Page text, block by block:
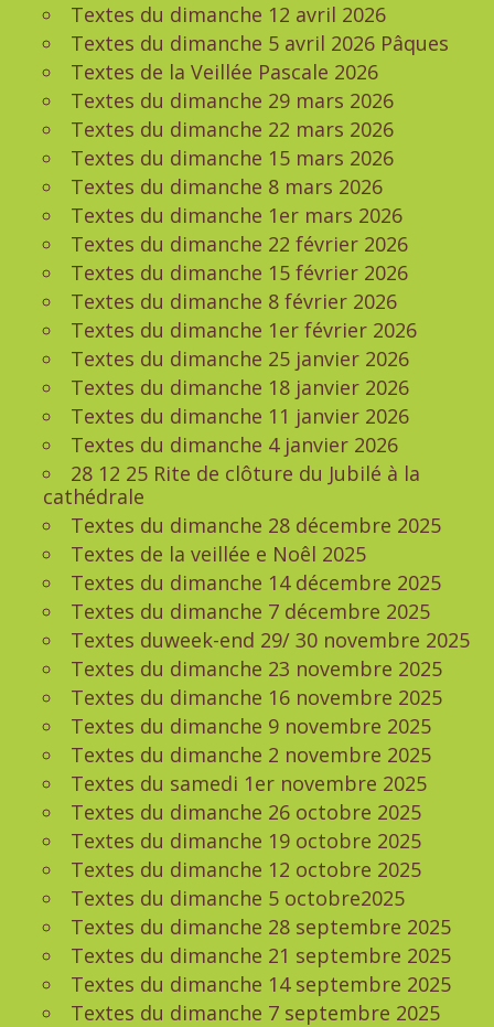
Textes du dimanche 12 avril 2026
Textes du dimanche 5 avril 2026 Pâques
Textes de la Veillée Pascale 2026
Textes du dimanche 29 mars 2026
Textes du dimanche 22 mars 2026
Textes du dimanche 15 mars 2026
Textes du dimanche 8 mars 2026
Textes du dimanche 1er mars 2026
Textes du dimanche 22 février 2026
Textes du dimanche 15 février 2026
Textes du dimanche 8 février 2026
Textes du dimanche 1er février 2026
Textes du dimanche 25 janvier 2026
Textes du dimanche 18 janvier 2026
Textes du dimanche 11 janvier 2026
Textes du dimanche 4 janvier 2026
28 12 25 Rite de clôture du Jubilé à la
cathédrale
Textes du dimanche 28 décembre 2025
Textes de la veillée e Noêl 2025
Textes du dimanche 14 décembre 2025
Textes du dimanche 7 décembre 2025
Textes duweek-end 29/ 30 novembre 2025
Textes du dimanche 23 novembre 2025
Textes du dimanche 16 novembre 2025
Textes du dimanche 9 novembre 2025
Textes du dimanche 2 novembre 2025
Textes du samedi 1er novembre 2025
Textes du dimanche 26 octobre 2025
Textes du dimanche 19 octobre 2025
Textes du dimanche 12 octobre 2025
Textes du dimanche 5 octobre2025
Textes du dimanche 28 septembre 2025
Textes du dimanche 21 septembre 2025
Textes du dimanche 14 septembre 2025
Textes du dimanche 7 septembre 2025